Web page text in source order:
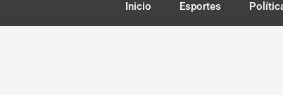
Inicio Esportes